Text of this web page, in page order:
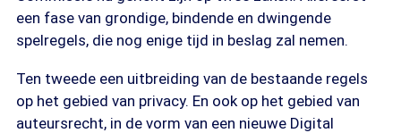
een fase van grondige, bindende en dwingende
spelregels, die nog enige tijd in beslag zal nemen.
Ten tweede een uitbreiding van de bestaande regels
op het gebied van privacy. En ook op het gebied van
auteursrecht, in de vorm van een nieuwe Digital